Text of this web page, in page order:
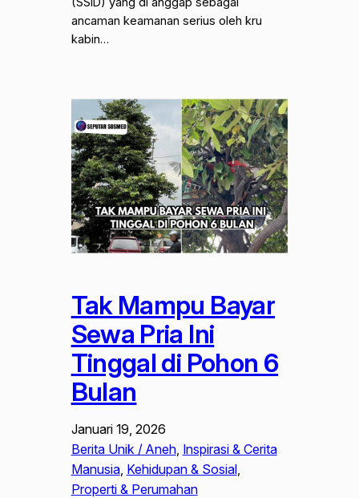
ancaman keamanan serius oleh kru
kabin…
Tak Mampu Bayar
Sewa Pria Ini
Tinggal di Pohon 6
Bulan
Januari 19, 2026
Berita Unik / Aneh, Inspirasi & Cerita
Manusia, Kehidupan & Sosial
Properti & Perumahan